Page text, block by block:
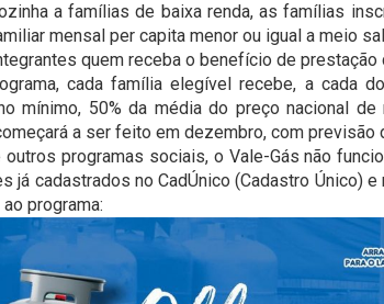
a famílias de baixa renda, as famílias
mensal per capita menor ou igual a meio
quem receba o benefício de prestação
cada família elegível recebe, a cada
mínimo, 50% da média do preço nacional
a ser feito em dezembro, com previsão
programas sociais, o Vale-Gás não
já cadastrados no CadÚnico (Cadastro Único)
programa: